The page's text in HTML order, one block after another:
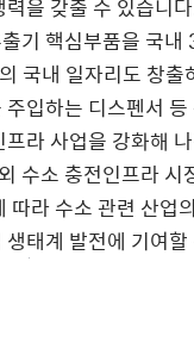
을 갖출 수 있습니
기 핵심부품을 국
국내 일자리도 창출
입하는 디스펜서
라 사업을 강화해
수소 충전인프라
라 수소 관련 산업
태계 발전에 기여